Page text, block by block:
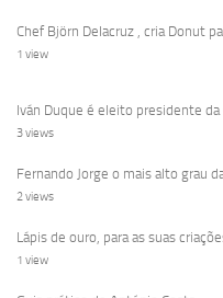
Chef Björn Delacruz , cria Donut
1 view
Iván Duque é eleito presidente da
3 views
Fernando Jorge o mais alto grau
2 views
Lápis de ouro, para as suas
1 view